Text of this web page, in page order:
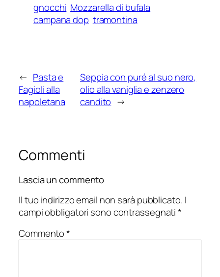
gnocchi Mozzarella di bufala
campana dop tramontina
← Pasta e
Fagioli alla
napoletana
Seppia con puré al suo nero,
olio alla vaniglia e zenzero
candito →
Commenti
Lascia un commento
Il tuo indirizzo email non sarà pubblicato. I
campi obbligatori sono contrassegnati*
Commento*